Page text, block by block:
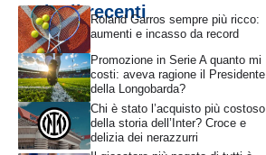
Articoli recentiRoland Garros sempre più ricco:
aumenti e incasso da record
Promozione in Serie A quanto mi
costi: aveva ragione il Presidente
della Longobarda?
Chi è stato l’acquisto più costoso
della storia dell’Inter? Croce e
delizia dei nerazzurri